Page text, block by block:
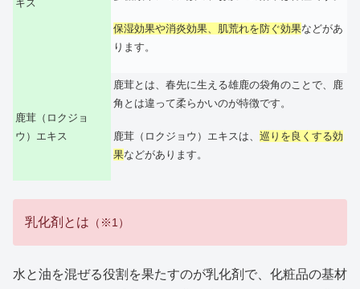
キス
保湿効果や消炎効果、肌荒れを防ぐ効果などがあ
ります。
鹿茸（ロクジョ
ウ）エキス
鹿茸とは、春先に生える雄鹿の袋角のことで、鹿
角とは違って柔らかいのが特徴です。
鹿茸（ロクジョウ）エキスは、 巡りを良くする効
果などがあります。
乳化剤とは （※1）
水と油を混ぜる役割を果たすのが乳化剤で、化粧品の基材